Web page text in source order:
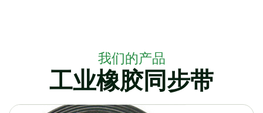
我们的产品
工业橡胶同步带